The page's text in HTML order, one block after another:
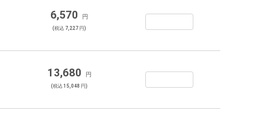
6,570 円
(税込 7,227 円)
13,680 円
(税込 15,048 円)